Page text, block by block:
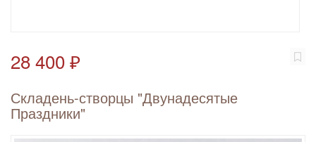
28 400 ₽
Складень-створцы "Двунадесятые
Праздники"